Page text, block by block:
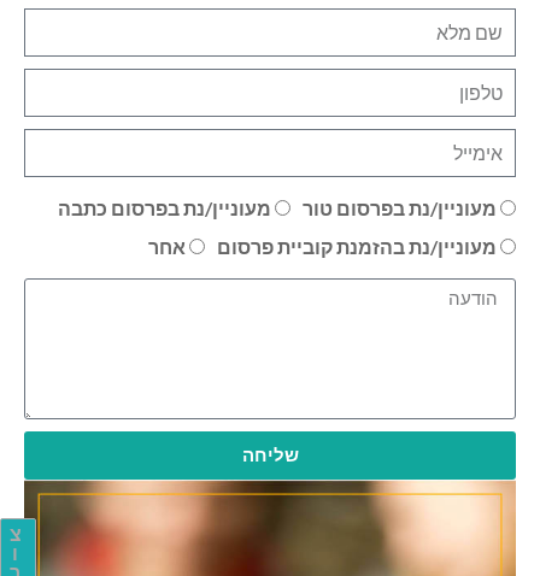
צ
ו
מעוניין/נת בפרסום טור
מעוניין/נת בפרסום כתבה
מעוניין/נת בהזמנת קוביית פרסום
אחר
שליחה